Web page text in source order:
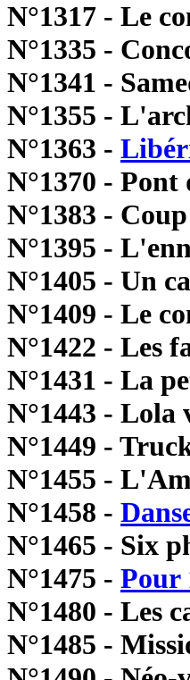
N°1317 - Le
N°1335 -
N°1341 -
N°1355 -
N°1363 -
N°1370 -
N°1383 -
N°1395 -
N°1405 - Un
N°1409 - Le
N°1422 - Les
N°1431 - La
N°1443 - Lola
N°1449 -
N°1455 -
N°1458 -
N°1465 - Six
N°1475 - Pour
N°1480 - Les
N°1485 -